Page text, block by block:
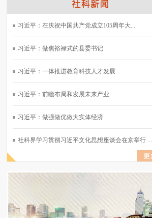
习近平：在庆祝中国共产党成立105周年大...
习近平：做焦裕禄式的县委书记
习近平：一体推进教育科技人才发展
习近平：前瞻布局和发展未来产业
习近平：做强做优做大实体经济
社科界学习贯彻习近平文化思想座谈会在京举行 ...